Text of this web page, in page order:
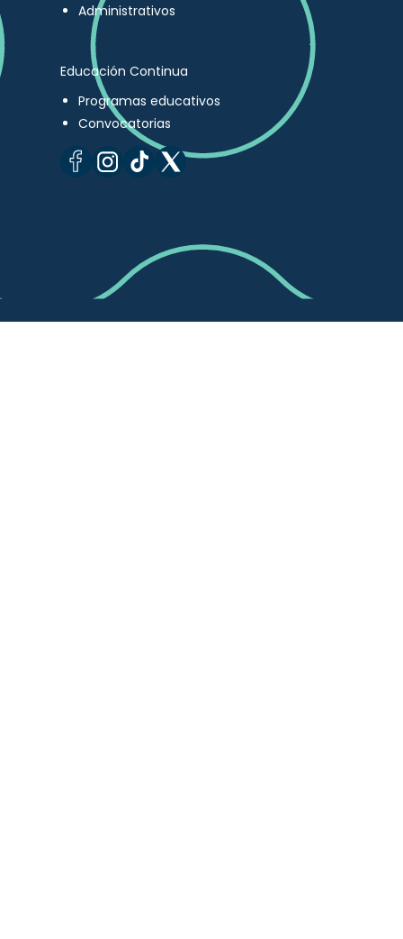
Administrativos
Educación Continua
Programas educativos
Convocatorias